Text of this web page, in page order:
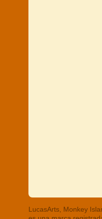
LucasArts, Monkey